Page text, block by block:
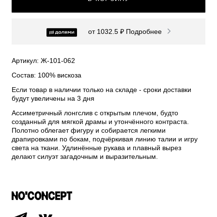
от 1032.5 ₽ Подробнее
Артикул: Ж-101-062
Состав: 100% вискоза
Если товар в наличии только на складе - сроки доставки
будут увеличены на 3 дня
Ассиметричный лонгслив с открытым плечом, будто
созданный для мягкой драмы и утончённого контраста.
Полотно облегает фигуру и собирается легкими
драпировками по бокам, подчёркивая линию талии и игру
света на ткани. Удлинённые рукава и плавный вырез
делают силуэт загадочным и выразительным.
СМОТРЕТЬ ВСЕ